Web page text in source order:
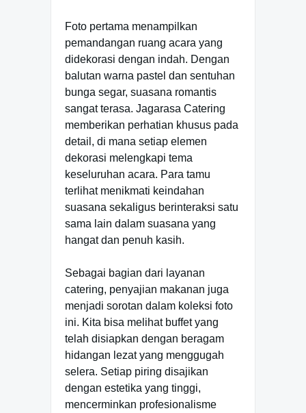
Foto pertama menampilkan
pemandangan ruang acara yang
didekorasi dengan indah. Dengan
balutan warna pastel dan sentuhan
bunga segar, suasana romantis
sangat terasa. Jagarasa Catering
memberikan perhatian khusus pada
detail, di mana setiap elemen
dekorasi melengkapi tema
keseluruhan acara. Para tamu
terlihat menikmati keindahan
suasana sekaligus berinteraksi satu
sama lain dalam suasana yang
hangat dan penuh kasih.
Sebagai bagian dari layanan
catering, penyajian makanan juga
menjadi sorotan dalam koleksi foto
ini. Kita bisa melihat buffet yang
telah disiapkan dengan beragam
hidangan lezat yang menggugah
selera. Setiap piring disajikan
dengan estetika yang tinggi,
mencerminkan profesionalisme